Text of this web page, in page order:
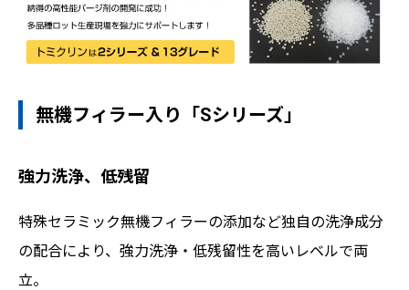
無機フィラー入り「Sシリーズ」
強力洗浄、低残留
特殊セラミック無機フィラーの添加など独自の洗浄成分
の配合により、強力洗浄・低残留性を高いレベルで両
立。